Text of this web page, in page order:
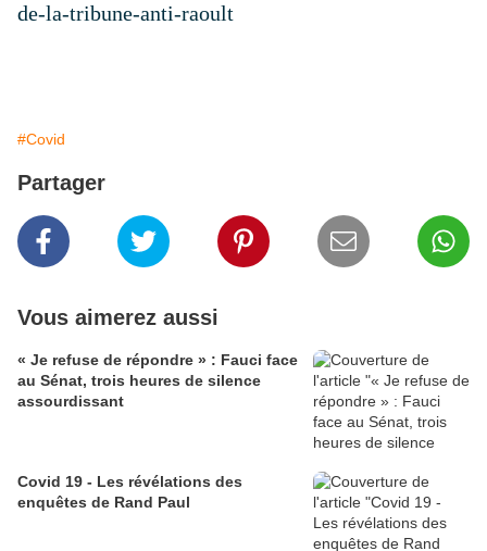
de-la-tribune-anti-raoult
#Covid
Partager
Vous aimerez aussi
« Je refuse de répondre » : Fauci face
au Sénat, trois heures de silence
assourdissant
Covid 19 - Les révélations des
enquêtes de Rand Paul